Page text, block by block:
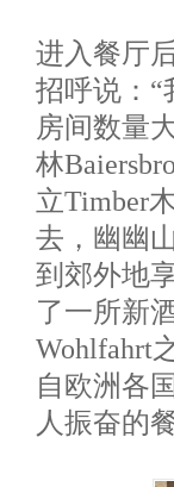
进入餐厅
招呼说：“
房间数量
林
立Timber
去，幽幽
到郊外地
了一所新
Wohlfahrt
自欧洲各
人振奋的